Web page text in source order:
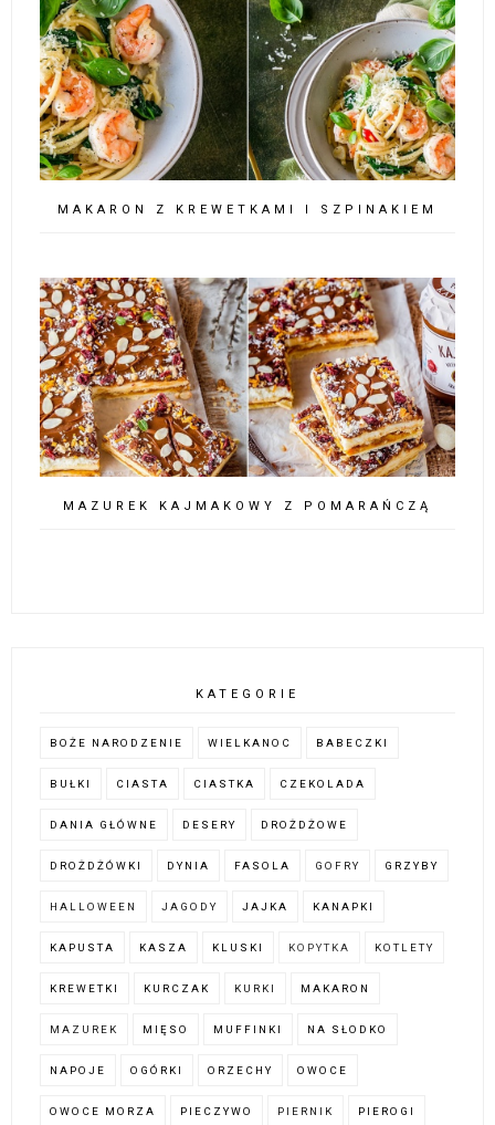
MAKARON Z KREWETKAMI I SZPINAKIEM
MAZUREK KAJMAKOWY Z POMARAŃCZĄ
KATEGORIE
BOŻE NARODZENIE WIELKANOC BABECZKI
BUŁKI CIASTA CIASTKA CZEKOLADA
DANIA GŁÓWNE DESERY DROŻDŻOWE
DROŻDŻÓWKI DYNIA FASOLA GOFRY GRZYBY
HALLOWEEN JAGODY JAJKA KANAPKI
KAPUSTA KASZA KLUSKI KOPYTKA KOTLETY
KREWETKI KURCZAK KURKI MAKARON
MAZUREK MIĘSO MUFFINKI NA SŁODKO
NAPOJE OGÓRKI ORZECHY OWOCE
OWOCE MORZA PIECZYWO PIERNIK PIEROGI